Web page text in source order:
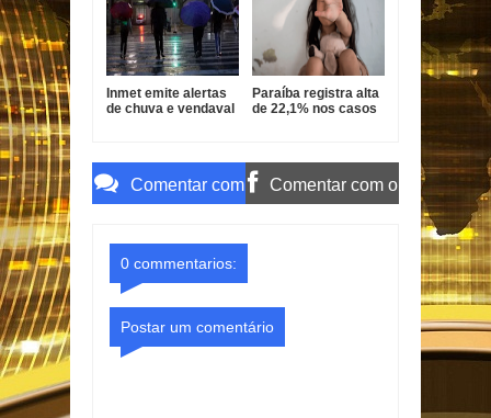
Inmet emite alertas
de chuva e vendaval
Paraíba registra alta
de 22,1% nos casos
Comentar com Comentar com o
0 commentarios:
Postar um comentário